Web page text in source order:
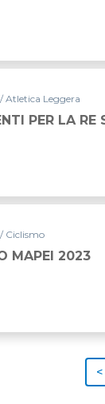
Atletica Leggera
PER LA
Ciclismo
MAPEI 2023
<